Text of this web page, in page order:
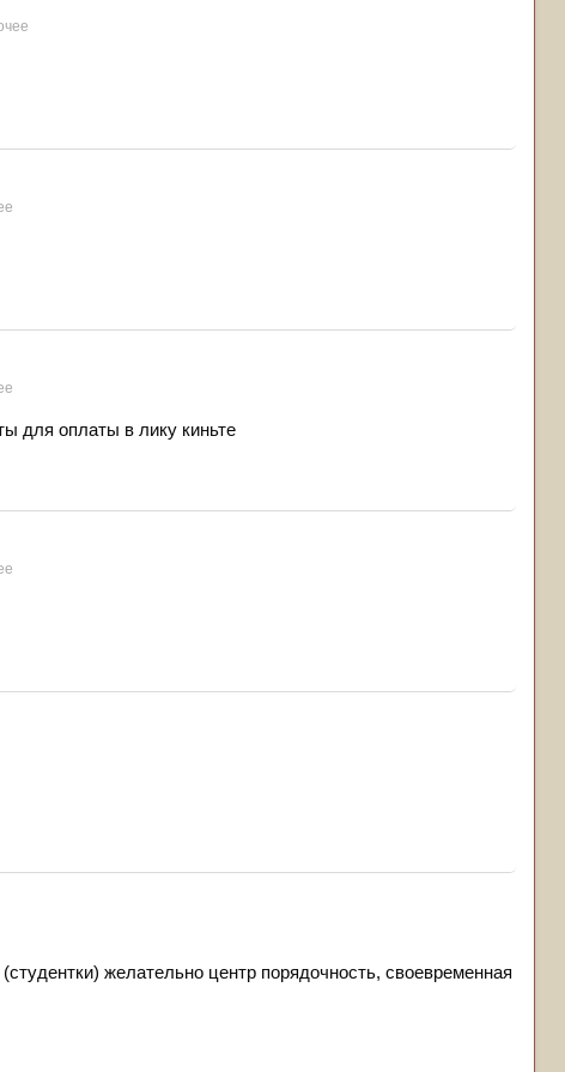
для оплаты в лику киньте
желательно центр порядочность, своевременная